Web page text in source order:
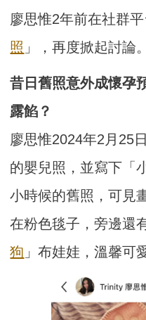
廖思惟2年前在社群
照 」，再度掀起討論。
昔日舊照意外成懷
露餡？
廖思惟2024年2月25
的嬰兒照，並寫下「
小時候的舊照，可見
在粉色毯子，旁邊還
狗 」布娃娃，溫馨可